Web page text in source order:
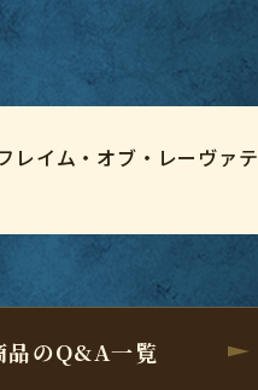
レイム・オブ・レーヴァテ
品のQ&A一覧